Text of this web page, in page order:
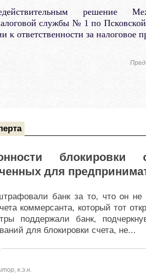
решение
службы № 1 по
к ответственности за налоговое
для
банк за то, что он
коммерсанта, который тот
поддержали банк,
для блокировки счета, не...
к.э.н.